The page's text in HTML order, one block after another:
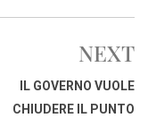
i
NEXT
IL GOVERNO VUOLE
CHIUDERE IL PUNTO